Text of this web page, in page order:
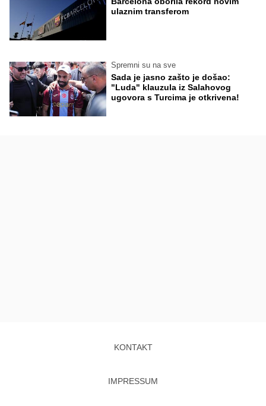
ulaznim transferom
Spremni su na sve
Sada je jasno zašto je došao:
"Luda" klauzula iz Salahovog
ugovora s Turcima je otkrivena!
KONTAKT
IMPRESSUM